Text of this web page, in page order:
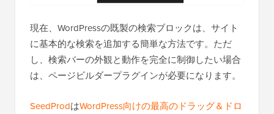
現在、WordPressの既製の検索ブロックは、サイト
に基本的な検索を追加する簡単な方法です。ただ
し、検索バーの外観と動作を完全に制御したい場合
は、ページビルダープラグインが必要になります。
SeedProdはWordPress向けの最高のドラッグ＆ドロ